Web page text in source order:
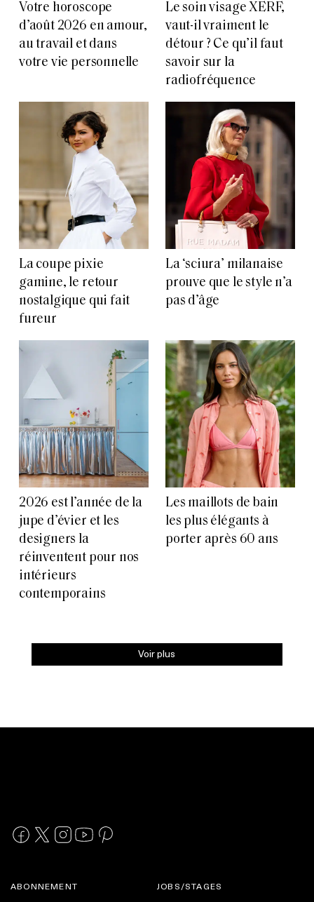
Votre horoscope
d’août 2026 en amour,
au travail et dans
votre vie personnelle
Le soin visage XERF,
vaut-il vraiment le
détour ? Ce qu’il faut
savoir sur la
radiofréquence
La coupe pixie
gamine, le retour
nostalgique qui fait
fureur
La ‘sciura’ milanaise
prouve que le style n’a
pas d’âge
2026 est l’année de la
jupe d’évier et les
designers la
réinventent pour nos
intérieurs
contemporains
Les maillots de bain
les plus élégants à
porter après 60 ans
Voir plus
ABONNEMENT JOBS/STAGES